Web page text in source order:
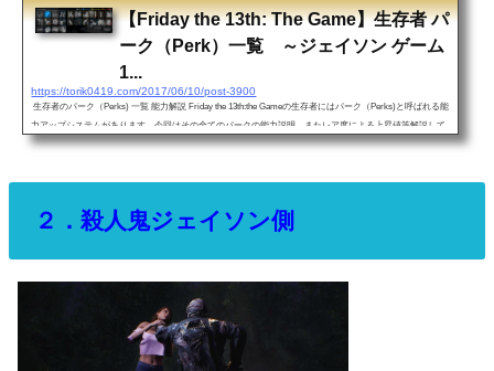
【Friday the 13th: The Game】生存者 パ
ーク（Perk）一覧 ～ジェイソン ゲーム
1...
https://torik0419.com/2017/06/10/post-3900
生存者のパーク（Perks) 一覧 能力解説 Friday the 13th:the Gameの生存者にはパーク（Perks)と呼ばれる能
力アップシステムがあります。今回はその全てのパークの能力説明、またレア度による上昇値等解説して
いきたいと思います。※未確定な数値も多数あるので情報提供を頂けたらありがたいです。・パーク（Pe
ンコモン（珍しい）□Rare橙レア（希少）□Epic赤エピック（とても希少）それぞれのパークにはレア度が
２．殺人鬼ジェイソン側